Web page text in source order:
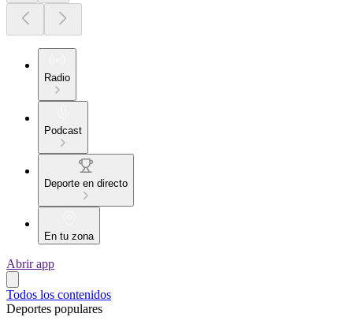
Radio
Podcast
Deporte en directo
En tu zona
Abrir app
Todos los contenidos
Deportes populares